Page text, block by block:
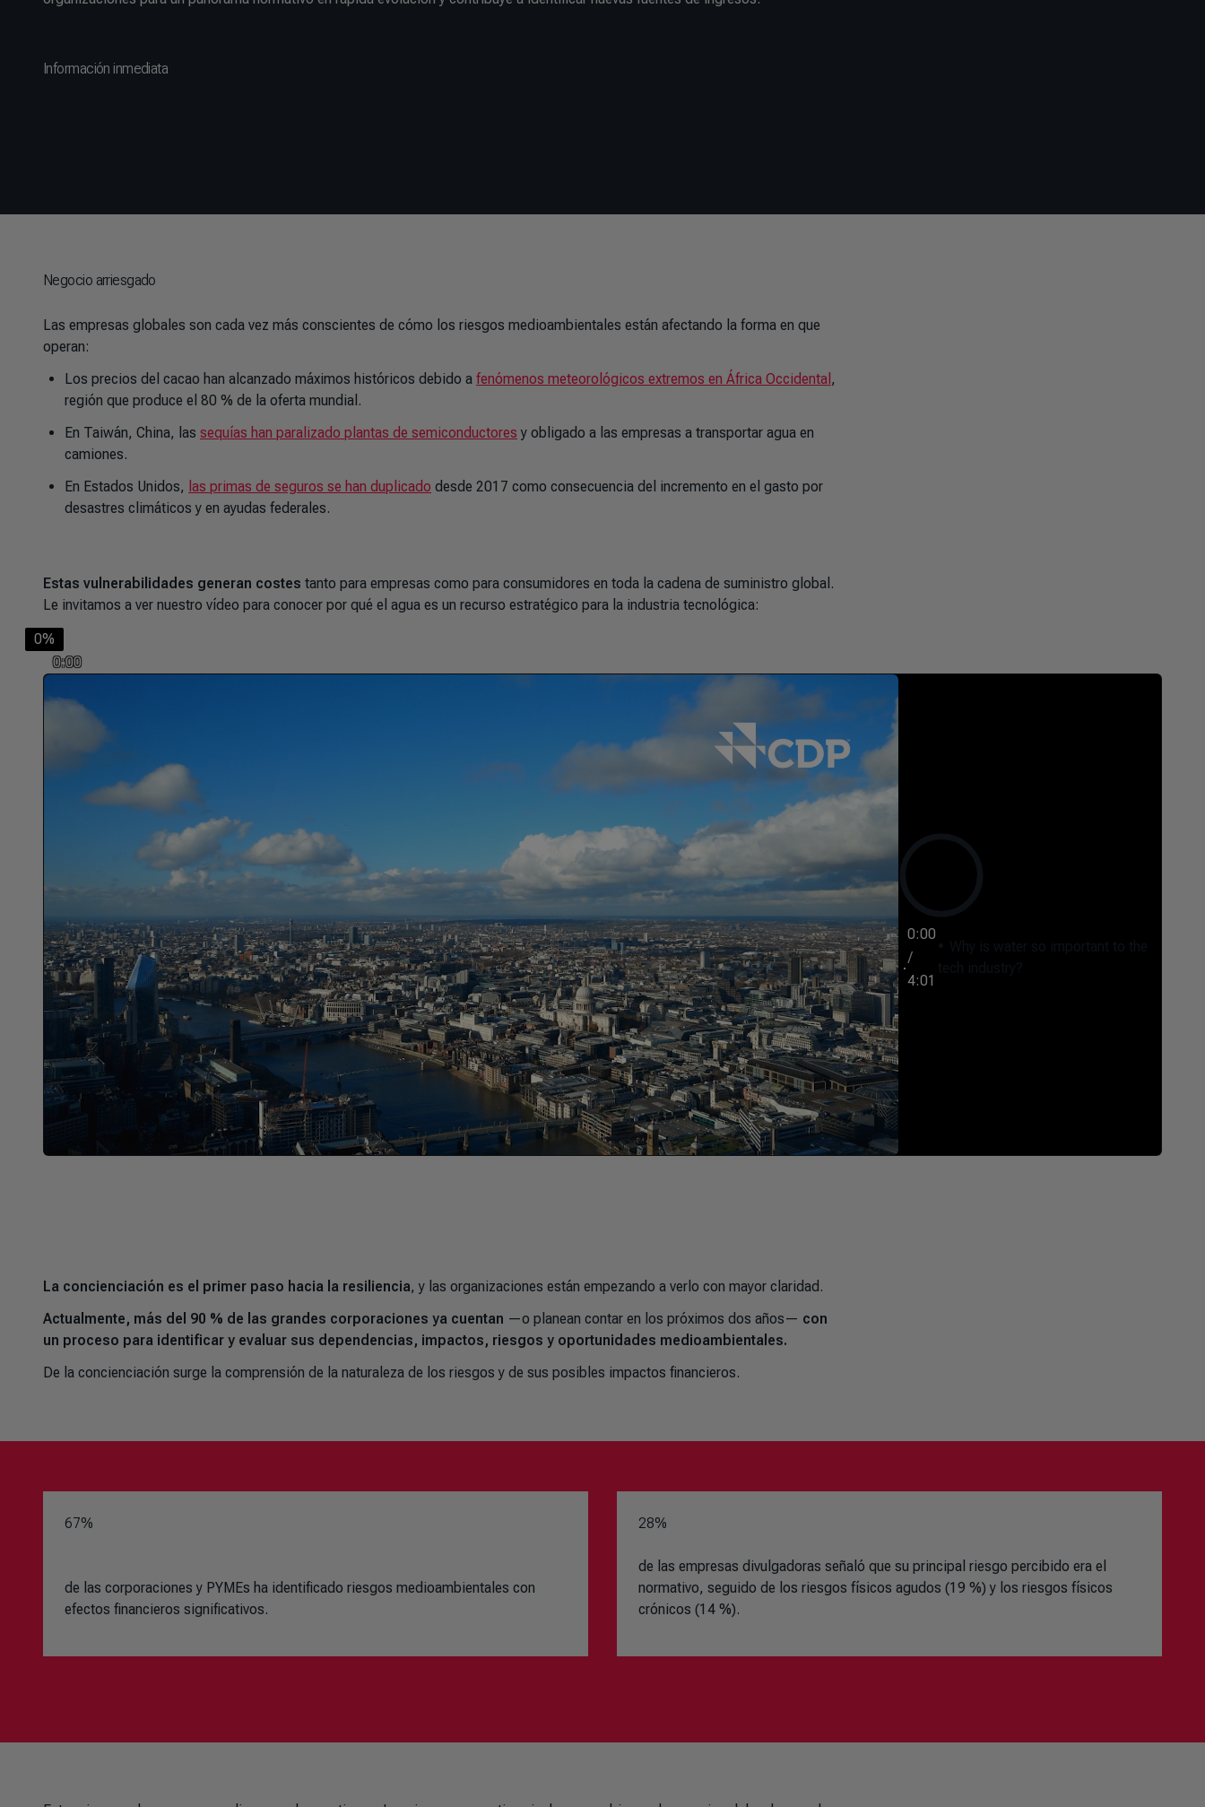
Información inmediata
Negocio arriesgado
Las empresas globales son cada vez más conscientes de cómo los riesgos medioambientales están afectando la forma en que
operan:
Los precios del cacao han alcanzado máximos históricos debido a fenómenos meteorológicos extremos en África Occidental ,
región que produce el 80 % de la oferta mundial.
En Taiwán, China, las sequías han paralizado plantas de semiconductores y obligado a las empresas a transportar agua en
camiones.
En Estados Unidos, las primas de seguros se han duplicado desde 2017 como consecuencia del incremento en el gasto por
desastres climáticos y en ayudas federales.
Estas vulnerabilidades generan costes tanto para empresas como para consumidores en toda la cadena de suministro global.
Le invitamos a ver nuestro vídeo para conocer por qué el agua es un recurso estratégico para la industria tecnológica:
0:00
0%
0:00
/
4:01
La concienciación es el primer paso hacia la resiliencia, y las organizaciones están empezando a verlo con mayor claridad.
Actualmente, más del 90 % de las grandes corporaciones ya cuentan —o planean contar en los próximos dos años— con
un proceso para identificar y evaluar sus dependencias, impactos, riesgos y oportunidades medioambientales.
De la concienciación surge la comprensión de la naturaleza de los riesgos y de sus posibles impactos financieros.
67%
de las corporaciones y PYMEs ha identificado riesgos medioambientales con
efectos financieros significativos.
28%
de las empresas divulgadoras señaló que su principal riesgo percibido era el
normativo, seguido de los riesgos físicos agudos (19 %) y los riesgos físicos
crónicos (14 %).